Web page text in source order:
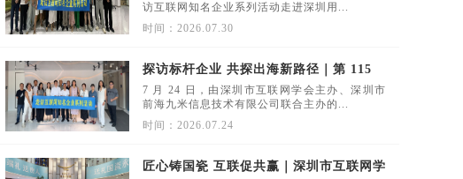
用友圆满落幕
访互联网知名企业系列活动走进深圳用...
时间：2026.07.30
探访标杆企业 共探出海新路径｜第 115
期走访九米跨境活动圆满举办
7 月 24 日，由深圳市互联网学会主办、深圳市
前海九米信息技术有限公司联合主办的...
时间：2026.07.24
匠心铸国瓷 互联促共赢｜深圳市互联网学